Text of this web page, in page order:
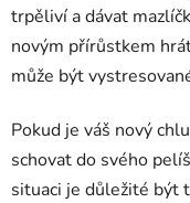
trpěliví a dávat
novým přírůstkem
může být
Pokud je váš nový
schovat do svého
situaci je důležité být